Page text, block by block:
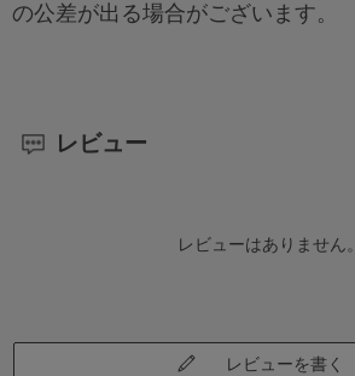
の公差が出る場合がございます。
レビュー
レビューはありません。
レビューを書く